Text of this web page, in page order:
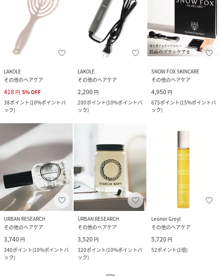
LAKOLE
その他のヘアケア
418 円 5%OFF
38ポイント(10%ポイントバ
ック)
LAKOLE
その他のヘアケア
2,200 円
200ポイント(10%ポイントバ
ック)
SNOW FOX SKINCARE
その他のヘアケア
4,950 円
675ポイント(15%ポイントバ
ック)
URBAN RESEARCH
その他のヘアケア
3,740 円
340ポイント(10%ポイントバ
ック)
URBAN RESEARCH
その他のヘアケア
3,520 円
320ポイント(10%ポイントバ
ック)
Leonor Greyl
その他のヘアケア
5,720 円
52ポイント(1倍)